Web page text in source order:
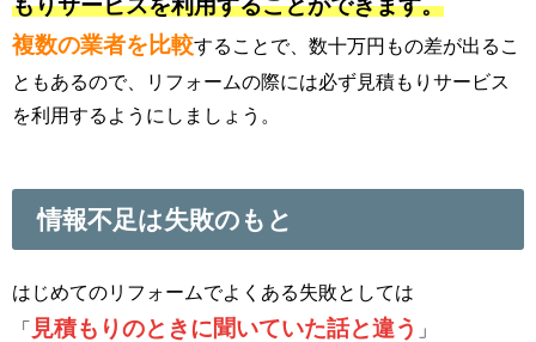
もりサービスを利用することができます。
複数の業者を比較することで、数十万円もの差が出るこ
ともあるので、リフォームの際には必ず見積もりサービス
を利用するようにしましょう。
情報不足は失敗のもと
はじめてのリフォームでよくある失敗としては
「
見積もりのときに聞いていた話と違う 」